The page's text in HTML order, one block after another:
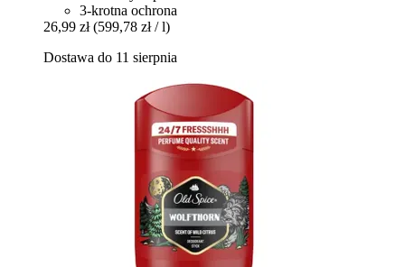
3-krotna ochrona
26,99 zł (599,78 zł / l)
Dostawa do 11 sierpnia